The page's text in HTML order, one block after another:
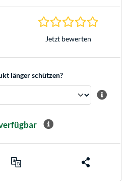
Jetzt bewerten
länger schützen?